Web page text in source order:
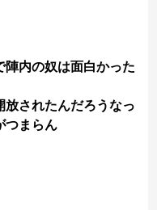
陣内の奴は面白かった
放されたんだろうなっ
つまらん